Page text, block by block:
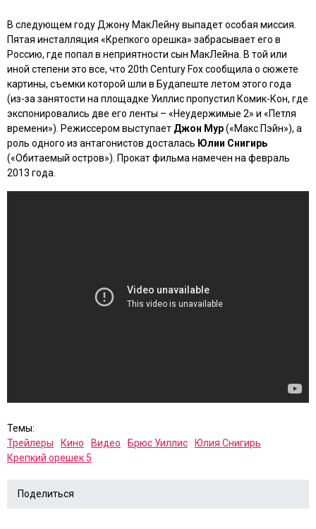
В следующем году Джону МакЛейну выпадет особая миссия.
Пятая инсталляция «Крепкого орешка» забрасывает его в
Россию, где попал в неприятности сын МакЛейна. В той или
иной степени это все, что 20th Century Fox сообщила о сюжете
картины, съемки которой шли в Будапеште летом этого года
(из-за занятости на площадке Уиллис пропустил Комик-Кон, где
экспонировались две его ленты – «Неудержимые 2» и «Петля
времени»). Режиссером выступает Джон Мур(«Макс Пэйн»), а
роль одного из антагонистов досталась Юлии Снигирь
(«Обитаемый остров»). Прокат фильма намечен на февраль
2013 года.
Темы:
Трейлеры
Кино Видео Брюс Уиллис
Юлия Снигирь
Крепкий орешек 5
Поделиться